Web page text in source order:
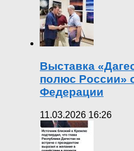
Выставка
полюс России»
Федерации
11.03.2026 16:26